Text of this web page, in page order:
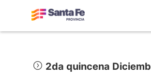
2da quincena